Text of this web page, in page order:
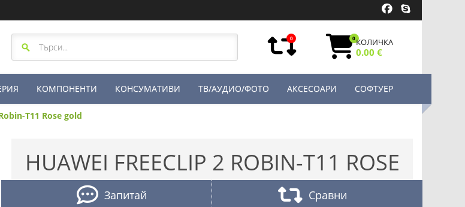
0 0КОЛИЧКА
0.00 €
КОМПОНЕНТИ КОНСУМАТИВИ ТВ/АУДИО/ФОТО АКСЕСОАРИ СОФТУЕР
T11 Rose gold
HUAWEI FREECLIP 2 ROBIN-T11 ROSE
Запитай Сравни